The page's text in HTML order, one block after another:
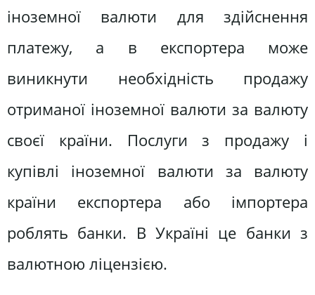
іноземної валюти для здійснення
платежу, а в експортера може
виникнути необхідність продажу
отриманої іноземної валюти за валюту
своєї країни. Послуги з продажу і
купівлі іноземної валюти за валюту
країни експортера або імпортера
роблять банки. В Україні це банки з
валютною ліцензією.